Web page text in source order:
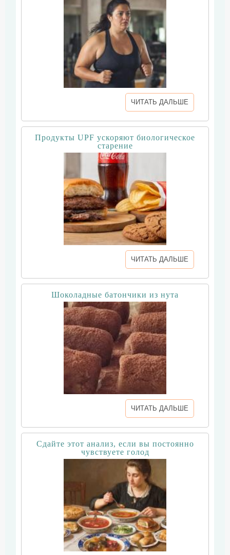
ЧИТАТЬ ДАЛЬШЕ
Продукты UPF ускоряют биологическое
старение
ЧИТАТЬ ДАЛЬШЕ
Шоколадные батончики из нута
ЧИТАТЬ ДАЛЬШЕ
Сдайте этот анализ, если вы постоянно
чувствуете голод